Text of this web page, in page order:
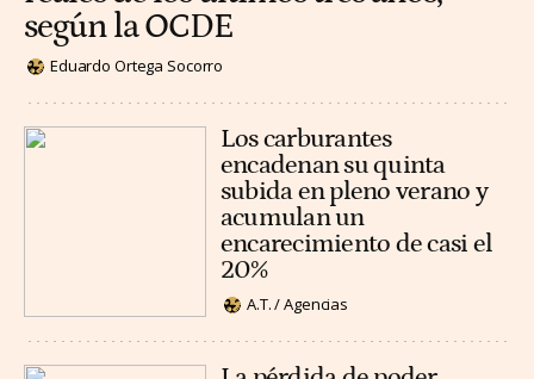
según la OCDE
Eduardo Ortega Socorro
Los carburantes
encadenan su quinta
subida en pleno verano y
acumulan un
encarecimiento de casi el
20%
A.T. / Agencias